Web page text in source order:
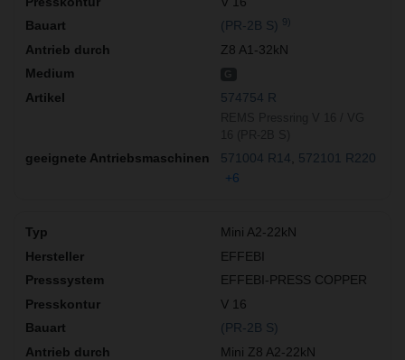
(PR-2B S)
9)
Z8 A1-32kN
574754 R
571004 R14
572101 R220
+6
Mini A2-22kN
EFFEBI
EFFEBI-PRESS COPPER
V 16
(PR-2B S)
Mini Z8 A2-22kN